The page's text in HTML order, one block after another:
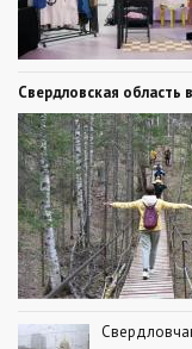
Свердловская область